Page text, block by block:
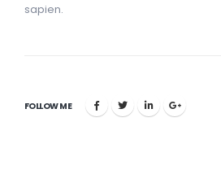
sapien.
FOLLOW ME